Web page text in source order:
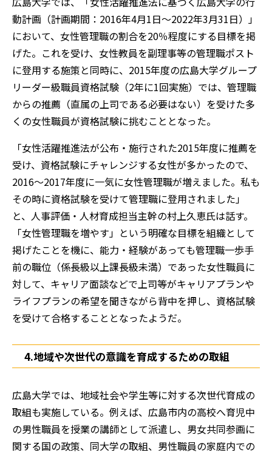
動計画（計画期間：2016年4月1日～2022年3月31日）」
において、女性管理職の割合を20％程度にする目標を掲
げた。これを受け、女性教員を副理事等の管理職ポスト
に登用する施策と同時に、2015年度の広島大学グループ
リーダー級職員資格試験（2年に1回実施）では、管理職
からの推薦（直属の上司である必要はない）を受けた多
くの女性職員が資格試験に挑むこととなった。
「女性活躍推進法が公布・施行された2015年度に推薦を
受け、資格試験にチャレンジする女性が多かったので、
2016～2017年度に一気に女性管理職が増えました。私も
その時に資格試験を受けて管理職に登用されました」
と、人事評価・人材育成担当主幹の村上久恵氏は話す。
「女性管理職を増やす」という明確な目標を組織として
掲げたことを機に、能力・経験があっても管理職一歩手
前の職位（係長級以上課長級未満）であった女性職員に
対して、キャリア面談などで上司等がキャリアプランや
ライフプランの希望を聞きながら背中を押し、資格試験
を受けて合格することとなったようだ。
4.地域や次世代の意識を育成するための取組
広島大学では、地域社会や学生等に対する次世代育成の
取組も実施している。例えば、広島市内の高校へ育児中
の男性職員を授業の講師として派遣し、男女共同参画に
関する国の政策、同大学の取組、男性職員の家庭内での